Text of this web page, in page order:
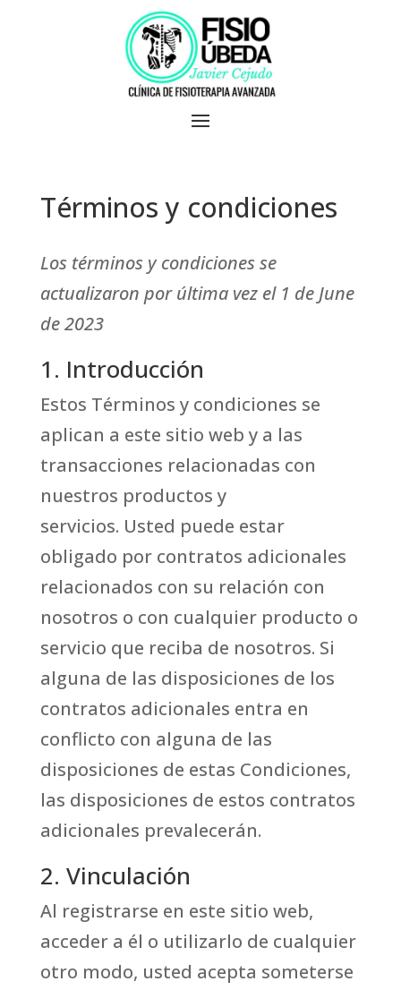
Términos y condiciones
Los términos y condiciones se
actualizaron por última vez el 1 de June
de 2023
1. Introducción
Estos Términos y condiciones se
aplican a este sitio web y a las
transacciones relacionadas con
nuestros productos y
servicios. Usted puede estar
obligado por contratos adicionales
relacionados con su relación con
nosotros o con cualquier producto o
servicio que reciba de nosotros. Si
alguna de las disposiciones de los
contratos adicionales entra en
conflicto con alguna de las
disposiciones de estas Condiciones,
las disposiciones de estos contratos
adicionales prevalecerán.
2. Vinculación
Al registrarse en este sitio web,
acceder a él o utilizarlo de cualquier
otro modo, usted acepta someterse